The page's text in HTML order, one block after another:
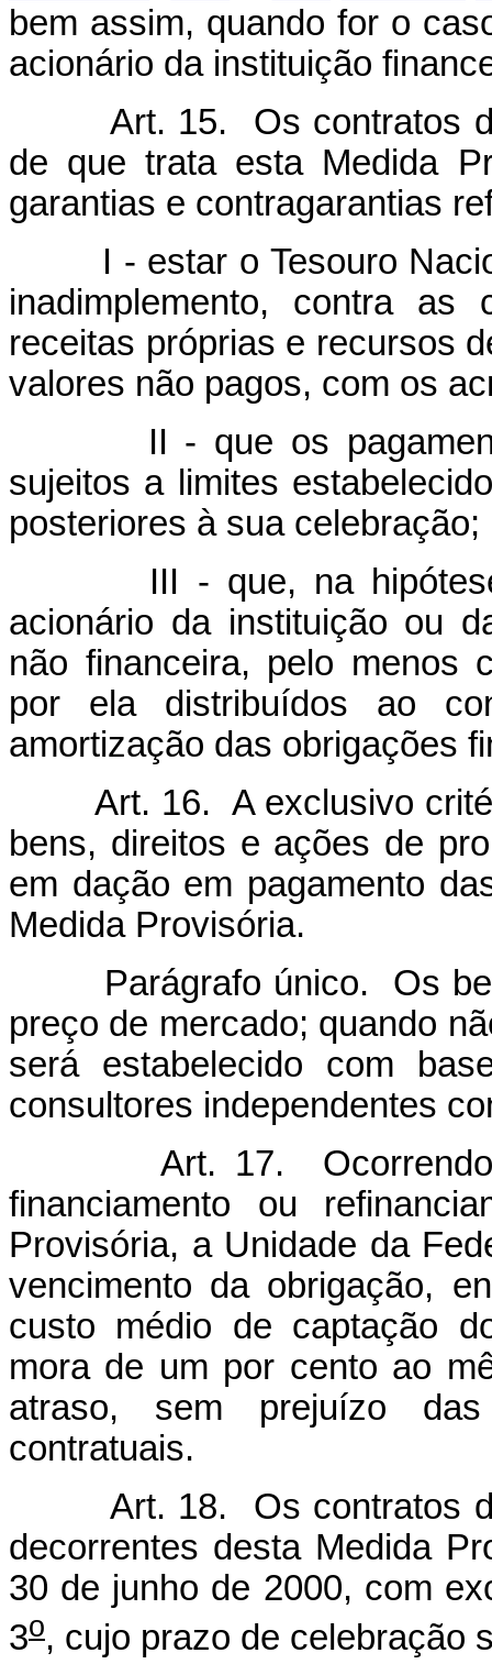
bem assim, quando for o
acionário da instituição
Art. 15. Os contratos
de que trata esta Medida
garantias e contragarantias
I - estar o Tesouro
inadimplemento, contra as
receitas próprias e recursos
valores não pagos, com os
II - que os pagamentos
sujeitos a limites
posteriores à sua celebração;
III - que, na hipótese
acionário da instituição ou
não financeira, pelo menos
por ela distribuídos ao
amortização das obrigações
Art. 16. A exclusivo
bens, direitos e ações de
em dação em pagamento
Medida Provisória.
Parágrafo único. Os
preço de mercado; quando
será estabelecido com
consultores independentes
Art. 17.
financiamento ou
Provisória, a Unidade da
vencimento da obrigação,
custo médio de captação
mora de um por cento ao
atraso, sem prejuízo
contratuais.
Art. 18. Os contratos
decorrentes desta Medida
30 de junho de 2000, com
3o, cujo prazo de celebração